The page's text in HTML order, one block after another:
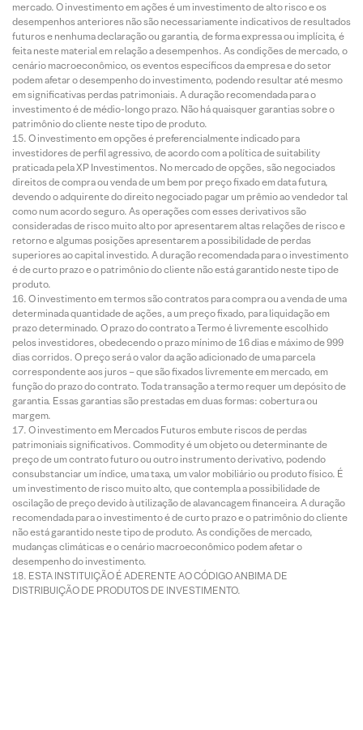
mercado. O investimento em ações é um investimento de alto risco e os
desempenhos anteriores não são necessariamente indicativos de resultados
futuros e nenhuma declaração ou garantia, de forma expressa ou implícita, é
feita neste material em relação a desempenhos. As condições de mercado, o
cenário macroeconômico, os eventos específicos da empresa e do setor
podem afetar o desempenho do investimento, podendo resultar até mesmo
em significativas perdas patrimoniais. A duração recomendada para o
investimento é de médio-longo prazo. Não há quaisquer garantias sobre o
patrimônio do cliente neste tipo de produto.
O investimento em opções é preferencialmente indicado para
investidores de perfil agressivo, de acordo com a política de suitability
praticada pela XP Investimentos. No mercado de opções, são negociados
direitos de compra ou venda de um bem por preço fixado em data futura,
devendo o adquirente do direito negociado pagar um prêmio ao vendedor tal
como num acordo seguro. As operações com esses derivativos são
consideradas de risco muito alto por apresentarem altas relações de risco e
retorno e algumas posições apresentarem a possibilidade de perdas
superiores ao capital investido. A duração recomendada para o investimento
é de curto prazo e o patrimônio do cliente não está garantido neste tipo de
produto.
O investimento em termos são contratos para compra ou a venda de uma
determinada quantidade de ações, a um preço fixado, para liquidação em
prazo determinado. O prazo do contrato a Termo é livremente escolhido
pelos investidores, obedecendo o prazo mínimo de 16 dias e máximo de 999
dias corridos. O preço será o valor da ação adicionado de uma parcela
correspondente aos juros – que são fixados livremente em mercado, em
função do prazo do contrato. Toda transação a termo requer um depósito de
garantia. Essas garantias são prestadas em duas formas: cobertura ou
margem.
O investimento em Mercados Futuros embute riscos de perdas
patrimoniais significativos. Commodity é um objeto ou determinante de
preço de um contrato futuro ou outro instrumento derivativo, podendo
consubstanciar um índice, uma taxa, um valor mobiliário ou produto físico. É
um investimento de risco muito alto, que contempla a possibilidade de
oscilação de preço devido à utilização de alavancagem financeira. A duração
recomendada para o investimento é de curto prazo e o patrimônio do cliente
não está garantido neste tipo de produto. As condições de mercado,
mudanças climáticas e o cenário macroeconômico podem afetar o
desempenho do investimento.
ESTA INSTITUIÇÃO É ADERENTE AO CÓDIGO ANBIMA DE
DISTRIBUIÇÃO DE PRODUTOS DE INVESTIMENTO.